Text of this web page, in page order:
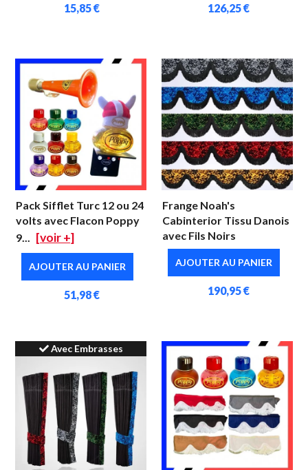
15,85 € 126,25 €
Pack Sifflet Turc 12 ou 24
volts avec Flacon Poppy
9... [voir +]
AJOUTER AU PANIER
51,98 €
Frange Noah's
Cabinterior Tissu Danois
avec Fils Noirs
AJOUTER AU PANIER
190,95 €
Avec Embrasses